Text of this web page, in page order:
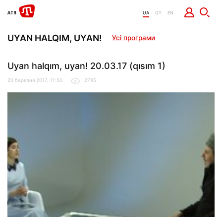
UA QT EN
UYAN HALQIM, UYAN! Усі програми
Uyan halqım, uyan! 20.03.17 (qısım 1)
20 березня 2017, 11:50 2795